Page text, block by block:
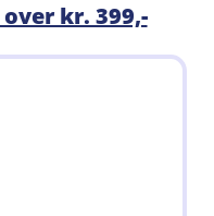
kr. 399,-